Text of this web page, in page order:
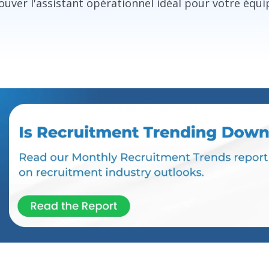
l'assistant opérationnel idéal pour votre